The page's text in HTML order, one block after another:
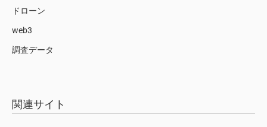
ドローン
web3
調査データ
関連サイト